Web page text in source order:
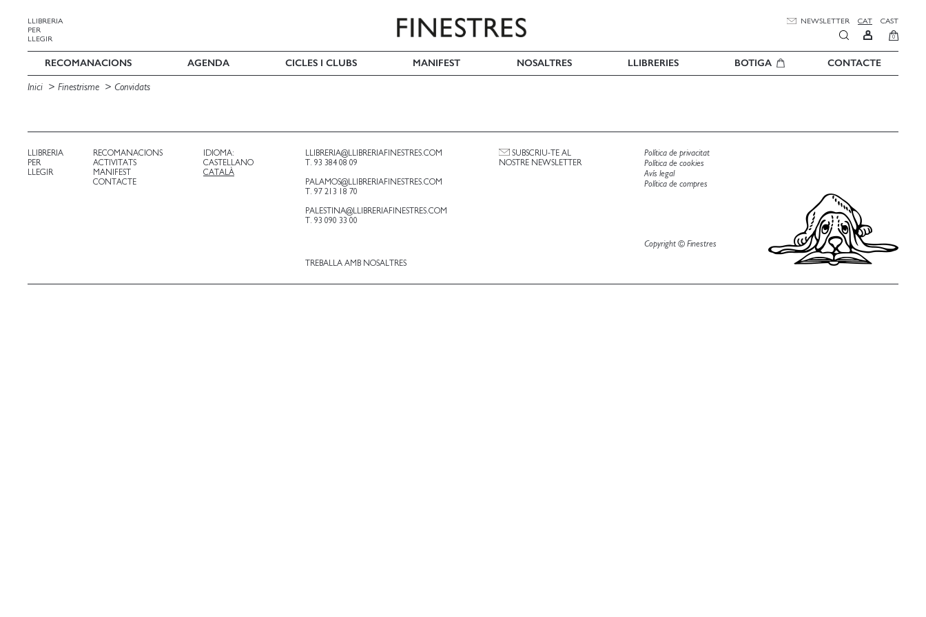
LLIBRERIA
PER
LLEGIR
NEWSLETTER CAT CAST
0
RECOMANACIONS AGENDA CICLES I CLUBS MANIFEST NOSALTRES LLIBRERIES BOTIGA CONTACTE
Inici Finestrisme Convidats
LLIBRERIA
PER
LLEGIR
RECOMANACIONS
ACTIVITATS
MANIFEST
CONTACTE
IDIOMA:
CASTELLANO
CATALÀ
LLIBRERIA@LLIBRERIAFINESTRES.COM
T. 93 384 08 09
PALAMOS@LLIBRERIAFINESTRES.COM
T. 97 213 18 70
PALESTINA@LLIBRERIAFINESTRES.COM
T. 93 090 33 00
TREBALLA AMB NOSALTRES
SUBSCRIU-TE AL
NOSTRE NEWSLETTER
Política de privacitat
Política de cookies
Avís legal
Política de compres
Copyright © Finestres